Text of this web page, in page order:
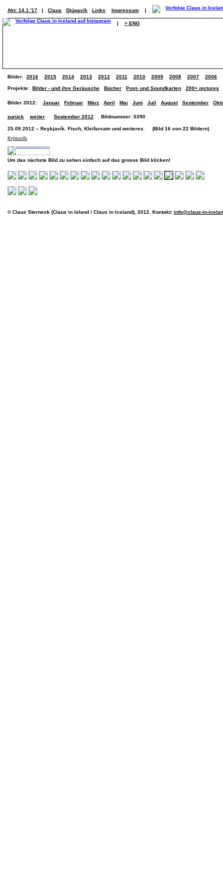
Akt: 14.1.'17 | Claus Djúpavík Links Impressum |
| > ENG
Bilder: 2016 2015 2014 2013 2012 2011 2010 2009 2008 2007 2006
Projekte: Bilder - und ihre Geräusche Bücher Post- und Soundkarten 200+ pictures
Bilder 2012: Januar Februar März April Mai Juni Juli August September
zurück weiter September 2012 Bildnummer: 5390
25.09.2012 – Reykjavík. Fisch, Kleifarvatn und weiteres. (Bild 16 von 22 Bildern)
Krýsuvík
Um das nächste Bild zu sehen einfach auf das grosse Bild klicken!
© Claus Sterneck (Claus in Island / Claus in Iceland), 2012. Kontakt: info@claus-in-